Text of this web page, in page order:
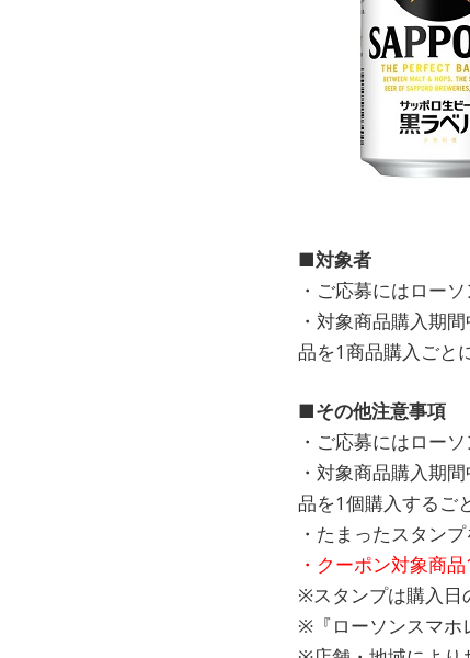
■対象者
・ご応募にはロー
・対象商品購入期
品を1商品購入ごと
■その他注意事項
・ご応募にはロー
・対象商品購入期
品を1個購入するご
・たまったスタン
・クーポン対象商
※スタンプは購入日
※『ローソンスマホ